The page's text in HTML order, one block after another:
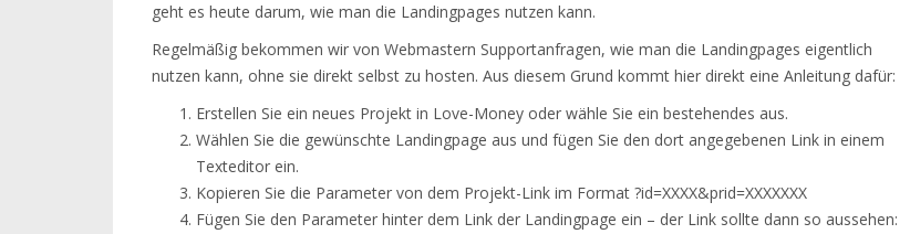
geht es heute darum, wie man die Landingpages nutzen kann.
Regelmäßig bekommen wir von Webmastern Supportanfragen, wie man die Landingpages eigentlich
nutzen kann, ohne sie direkt selbst zu hosten. Aus diesem Grund kommt hier direkt eine Anleitung dafür:
Erstellen Sie ein neues Projekt in Love-Money oder wähle Sie ein bestehendes aus.
Wählen Sie die gewünschte Landingpage aus und fügen Sie den dort angegebenen Link in einem
Texteditor ein.
Kopieren Sie die Parameter von dem Projekt-Link im Format ?id=XXXX&prid=XXXXXXX
Fügen Sie den Parameter hinter dem Link der Landingpage ein – der Link sollte dann so aussehen: